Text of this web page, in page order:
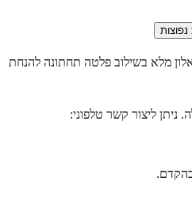
מלא בשילוב פלטה תחתונה להנחת